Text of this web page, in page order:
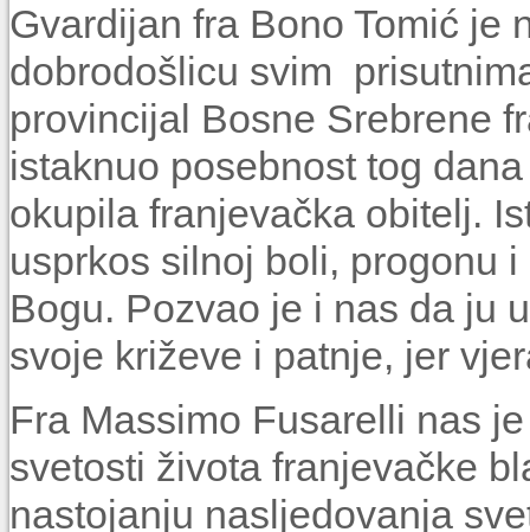
Gvardijan fra Bono Tomić je
dobrodošlicu svim
provincijal Bosne Srebrene
istaknuo posebnost tog
okupila franjevačka obitelj.
usprkos silnoj boli, progonu
Bogu. Pozvao je i nas da ju
svoje križeve i patnje, jer
Fra Massimo Fusarelli nas
svetosti života franjevačke
nastojanju nasljedovanja